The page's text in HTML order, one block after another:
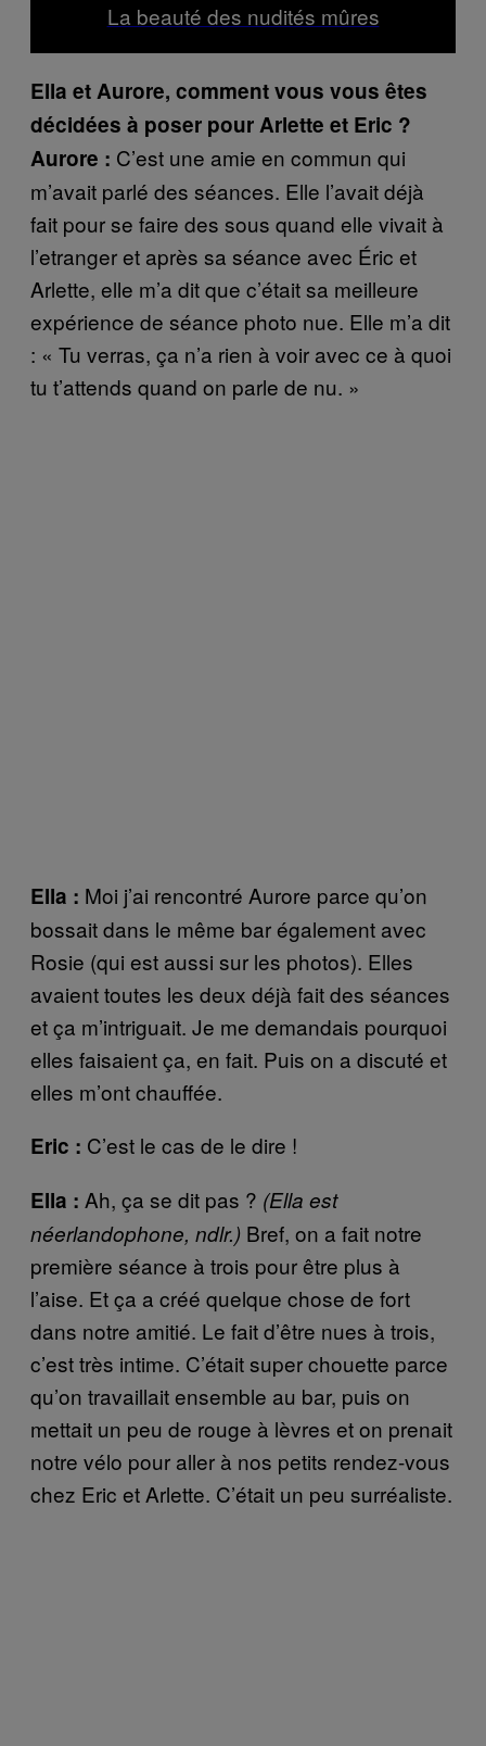
La beauté des nudités mûres
Ella et Aurore, comment vous vous êtes
décidées à poser pour Arlette et Eric ?
Aurore : C’est une amie en commun qui
m’avait parlé des séances. Elle l’avait déjà
fait pour se faire des sous quand elle vivait à
l’etranger et après sa séance avec Éric et
Arlette, elle m’a dit que c’était sa meilleure
expérience de séance photo nue. Elle m’a dit
: « Tu verras, ça n’a rien à voir avec ce à quoi
tu t’attends quand on parle de nu. »
Ella : Moi j’ai rencontré Aurore parce qu’on
bossait dans le même bar également avec
Rosie (qui est aussi sur les photos). Elles
avaient toutes les deux déjà fait des séances
et ça m’intriguait. Je me demandais pourquoi
elles faisaient ça, en fait. Puis on a discuté et
elles m’ont chauffée.
Eric : C’est le cas de le dire !
Ella : Ah, ça se dit pas ? (Ella est
néerlandophone, ndlr.) Bref, on a fait notre
première séance à trois pour être plus à
l’aise. Et ça a créé quelque chose de fort
dans notre amitié. Le fait d’être nues à trois,
c’est très intime. C’était super chouette parce
qu’on travaillait ensemble au bar, puis on
mettait un peu de rouge à lèvres et on prenait
notre vélo pour aller à nos petits rendez-vous
chez Eric et Arlette. C’était un peu surréaliste.